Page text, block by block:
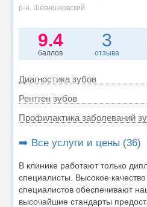
р-н. Шевченковский
9.4
баллов
3
отзыва
Диагностика зубов
Рентген зубов
Профилактика заболеваний
➡️ Все услуги и цены (36)
В клинике работают только
специалисты. Высокое
специалистов обеспечивают
высочайшие стандарты